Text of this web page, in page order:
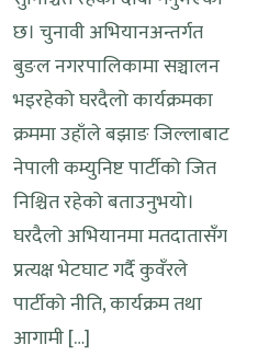
छ। चुनावी अभियानअन्तर्गत
बुङल नगरपालिकामा सञ्चालन
भइरहेको घरदैलो कार्यक्रमका
क्रममा उहाँले बझाङ जिल्लाबाट
नेपाली कम्युनिष्ट पार्टीको जित
निश्चित रहेको बताउनुभयो।
घरदैलो अभियानमा मतदातासँग
प्रत्यक्ष भेटघाट गर्दै कुवँरले
पार्टीको नीति, कार्यक्रम तथा
आगामी […]